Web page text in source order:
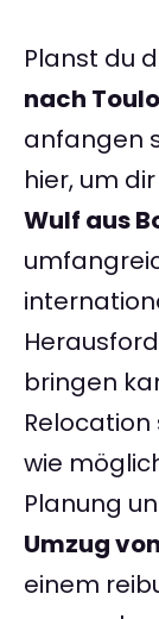
Planst du
nach
anfangen
hier, um
Wulf aus
bringen
wie
Planung
Umzug
einem